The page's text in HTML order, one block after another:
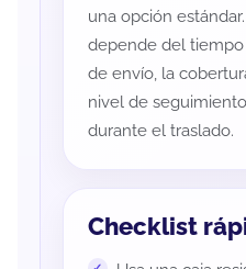
una opción
depende del
de envío, la
nivel de
durante el traslado.
Checklist